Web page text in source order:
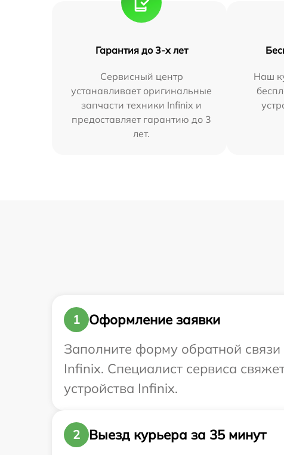
Гарантия до 3-х лет
Сервисный центр
устанавливает оригинальные
запчасти техники Infinix и
предоставляет гарантию до 3
лет.
Наш
1
Оформление заявки
Заполните форму обратной
Infinix. Специалист сервиса
устройства Infinix.
2
Выезд курьера за 35 минут